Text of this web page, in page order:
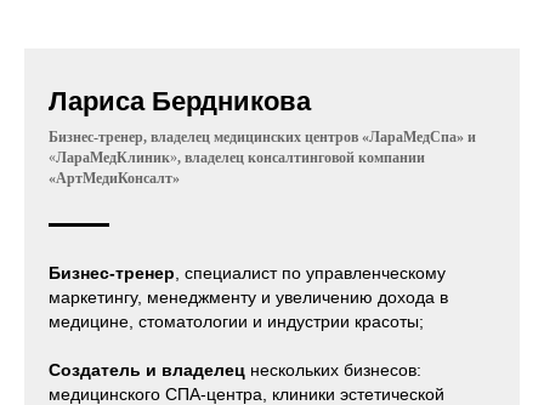
Лариса Бердникова
Бизнес-тренер, владелец медицинских центров «ЛараМедСпа» и
«ЛараМедКлиник», владелец консалтинговой компании
«АртМедиКонсалт»
Бизнес-тренер , специалист по управленческому
маркетингу, менеджменту и увеличению дохода в
медицине, стоматологии и индустрии красоты;
Создатель и владелец нескольких бизнесов:
медицинского СПА-центра, клиники эстетической